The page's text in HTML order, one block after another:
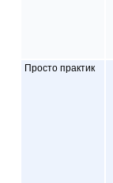
Просто практик